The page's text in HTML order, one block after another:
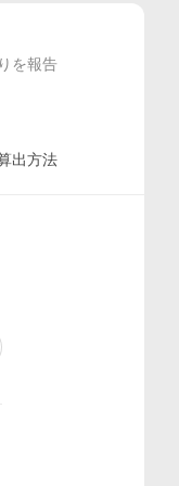
を報告
出方法